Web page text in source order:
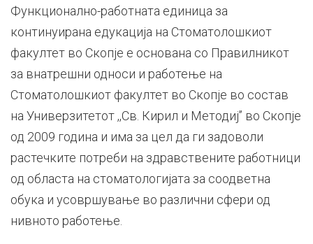
Континуирана
едукација
Функционално-работната единица за
континуирана едукација на Стоматолошкиот
факултет во Скопје е основана со Правилникот
за внатрешни односи и работење на
Стоматолошкиот факултет во Скопје во состав
на Универзитетот ,,Св. Кирил и Методиј’’ во Скопје
од 2009 година и има за цел да ги задоволи
растечките потреби на здравствените работници
од областа на стоматологијата за соодветна
обука и усовршување во различни сфери од
нивното работење.